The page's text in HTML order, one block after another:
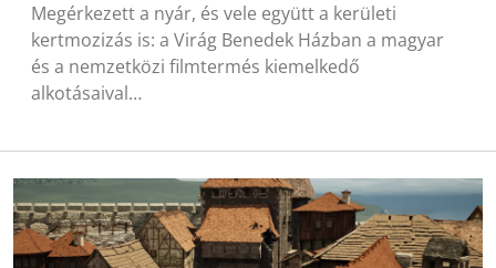
Megérkezett a nyár, és vele együtt a kerületi
kertmozizás is: a Virág Benedek Házban a magyar
és a nemzetközi filmtermés kiemelkedő
alkotásaival…